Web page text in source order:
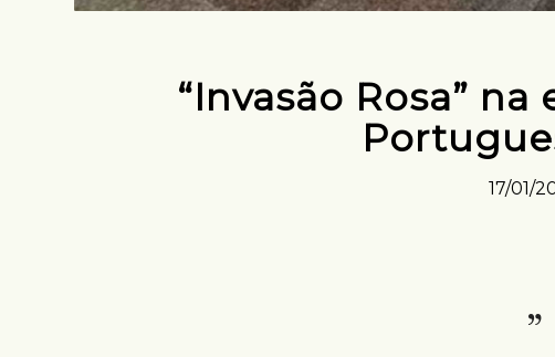
“Invasão Rosa”
17/01/